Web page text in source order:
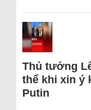
Thủ tướng
thể khi xin ý
Putin